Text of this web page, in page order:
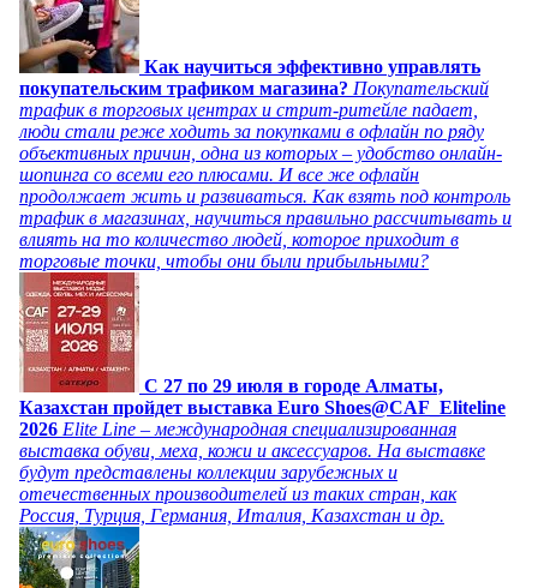
Как научиться эффективно управлять
покупательским трафиком магазина? Покупательский
трафик в торговых центрах и стрит-ритейле падает,
люди стали реже ходить за покупками в офлайн по ряду
объективных причин, одна из которых – удобство онлайн-
шопинга со всеми его плюсами. И все же офлайн
продолжает жить и развиваться. Как взять под контроль
трафик в магазинах, научиться правильно рассчитывать и
влиять на то количество людей, которое приходит в
торговые точки, чтобы они были прибыльными?
C 27 по 29 июля в городе Алматы,
Казахстан пройдет выставка Euro Shoes@CAF_Eliteline
2026 Elite Line – международная специализированная
выставка обуви, меха, кожи и аксессуаров. На выставке
будут представлены коллекции зарубежных и
отечественных производителей из таких стран, как
Россия, Турция, Германия, Италия, Казахстан и др.